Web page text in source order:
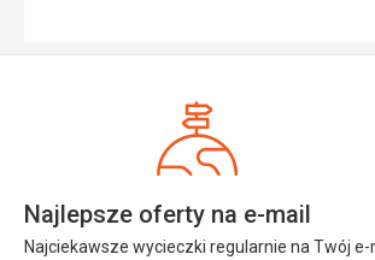
Najlepsze oferty na e-mail
Najciekawsze wycieczki regularnie na Twój e-